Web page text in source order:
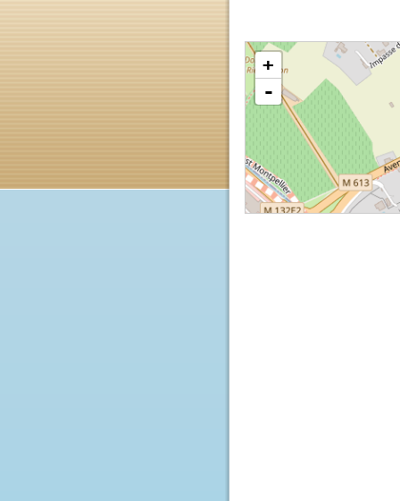
immobilier de
+
-